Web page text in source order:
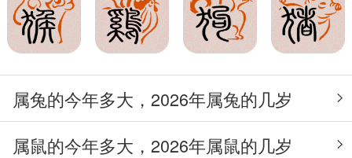
属兔的今年多大，2026年属兔的几岁
属鼠的今年多大，2026年属鼠的几岁